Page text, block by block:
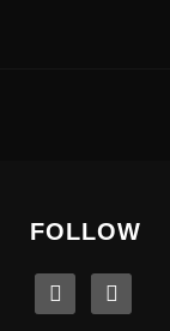
FOLLOW
linkedin instagram